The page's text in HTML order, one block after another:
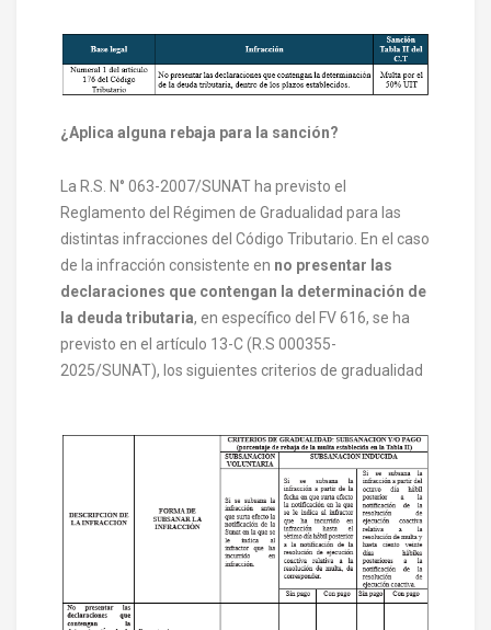
¿Aplica alguna rebaja para la sanción?
La R.S. N° 063-2007/SUNAT ha previsto el
Reglamento del Régimen de Gradualidad para las
distintas infracciones del Código Tributario. En el caso
de la infracción consistente en no presentar las
declaraciones que contengan la determinación de
la deuda tributaria, en específico del FV 616, se ha
previsto en el artículo 13-C (R.S 000355-
2025/SUNAT), los siguientes criterios de gradualidad